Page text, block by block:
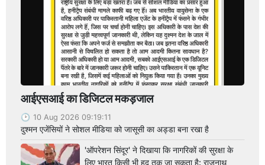
आईएसआई का डिजिटल मकड़जाल
10 Aug 2026 09:19:11
दुश्मन एजेंसियों ने सोशल मीडिया को जासूसी का अड्डा बना रखा है
'ऑपरेशन सिंदूर' ने दिखाया कि नागरिकों की सुरक्षा के
लिए भारत किसी भी हद तक जा सकता है: राजनाथ